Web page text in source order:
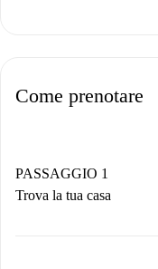
Come prenotare
PASSAGGIO 1
Trova la tua casa